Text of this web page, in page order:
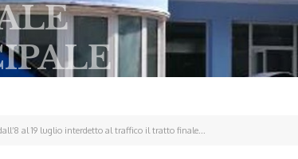
al 19 luglio interdetto al traffico il tratto finale...